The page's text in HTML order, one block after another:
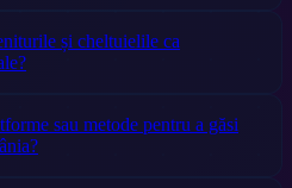
și cheltuielile ca
sau metode pentru a găsi